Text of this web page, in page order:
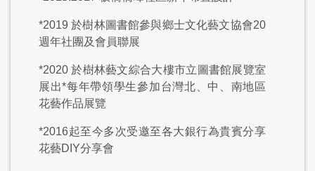
*2019 於樹林圖書館參與鄉士文化藝文協會20
週年社團及會員聯展
*2020 於樹林藝文綜合大樓市立圖書館展覽室
展出*每年帶領學生參加台灣北、中、南地區
花藝作品展覽
*2016起至今多次受邀至各大銀行為貴賓分享
花藝DIY分享會